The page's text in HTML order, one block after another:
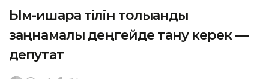
Ым-ишара тілін толыққанды
заңнамалық деңгейде тану керек —
депутат